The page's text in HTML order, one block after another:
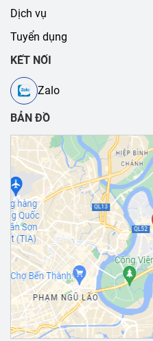
Dịch vụ
Tuyển dụng
KẾT NỐI
Zalo
BẢN ĐỒ